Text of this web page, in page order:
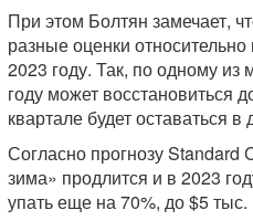
При этом Болтян замечает,
разные оценки
2023 году. Так, по одному из
году может восстановиться
квартале будет оставаться
Согласно прогнозу Standard
зима» продлится и в 2023
упать еще на 70%, до $5 тыс.